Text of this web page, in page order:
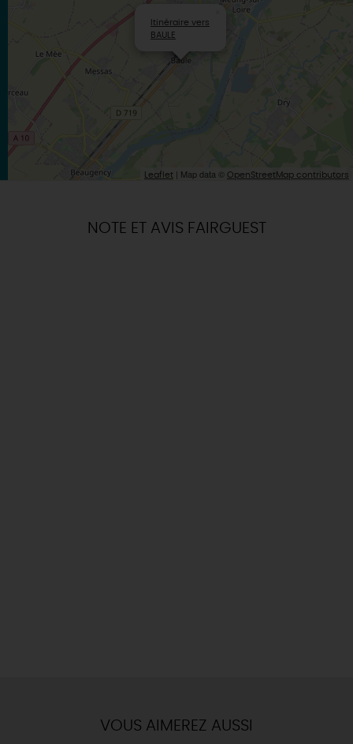
Itinéraire vers
BAULE
Leaflet | Map data © OpenStreetMap contributors
NOTE ET AVIS FAIRGUEST
VOUS AIMEREZ AUSSI